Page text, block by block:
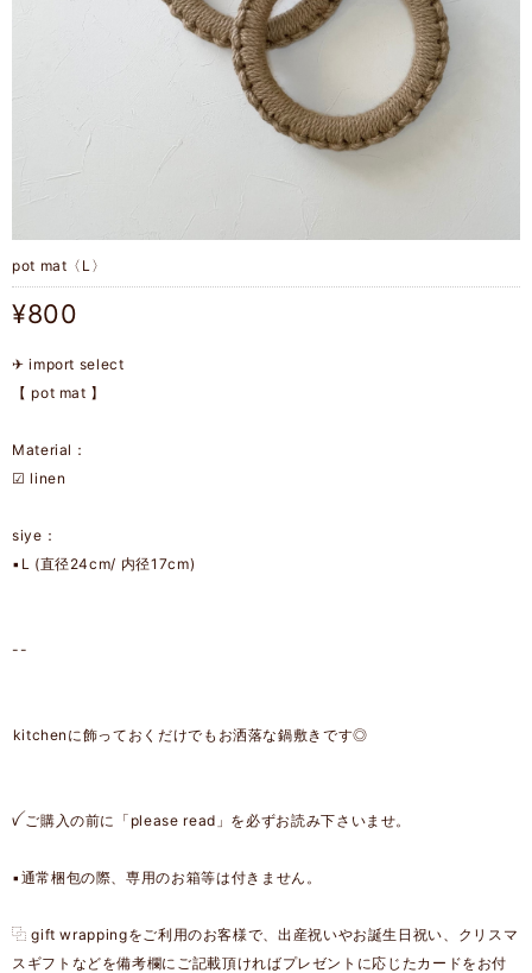
pot mat〈L〉
¥800
✈︎ import select
【 pot mat 】
Material：
☑︎ linen
siye：
▪︎L (直径24cm/ 内径17cm)
--
͏͏kitchenに飾っておくだけでもお洒落な鍋敷きです◎
ꪜ ご購入の前に「please read」を必ずお読み下さいませ。
▪︎通常梱包の際、専用のお箱等は付きません。
⿻ gift wrappingをご利用のお客様で、出産祝いやお誕生日祝い、クリスマ
スギフトなどを備考欄にご記載頂ければプレゼントに応じたカードをお付